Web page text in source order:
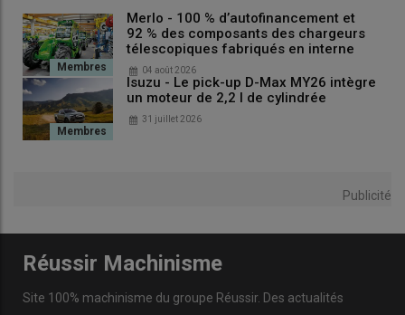
Merlo - 100 % d’autofinancement et
92 % des composants des chargeurs
télescopiques fabriqués en interne
04 août 2026
Isuzu - Le pick-up D-Max MY26 intègre
un moteur de 2,2 l de cylindrée
31 juillet 2026
Publicité
Réussir Machinisme
Site 100% machinisme du groupe Réussir. Des actualités